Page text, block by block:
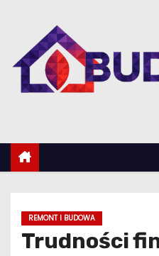
o
n
REMONT I BUDOWA
Trudności